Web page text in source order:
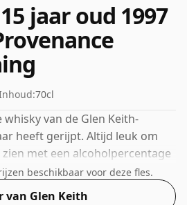
jaar oud 1997
70cl
van de Glen Keith-
heeft gerijpt. Altijd leuk om
met een alcoholpercentage
in de normale grootte
beschikbaar voor deze fles.
van Glen Keith